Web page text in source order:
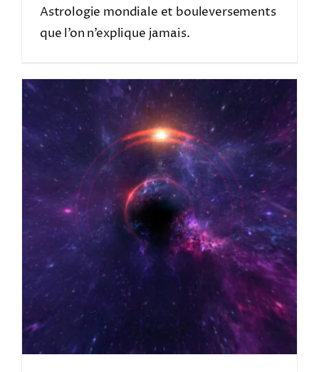
Astrologie mondiale et bouleversements
que l’on n’explique jamais.